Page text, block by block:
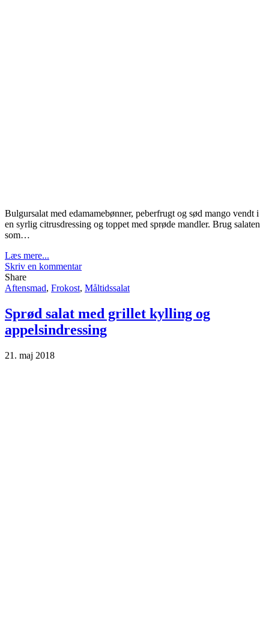
Bulgursalat med edamamebønner, peberfrugt og sød mango vendt i
en syrlig citrusdressing og toppet med sprøde mandler. Brug salaten
som…
Læs mere...
Skriv en kommentar
Share
Aftensmad, Frokost, Måltidssalat
Sprød salat med grillet kylling og
appelsindressing
21. maj 2018